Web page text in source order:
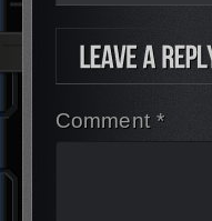
Comment *